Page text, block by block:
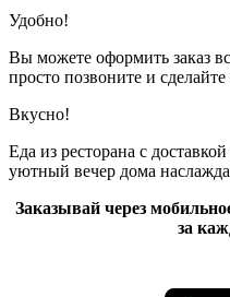
Удобно!
Вы можете оформить заказ
просто позвоните и сделайте
Вкусно!
Еда из ресторана с
уютный вечер дома
Заказывай через
за